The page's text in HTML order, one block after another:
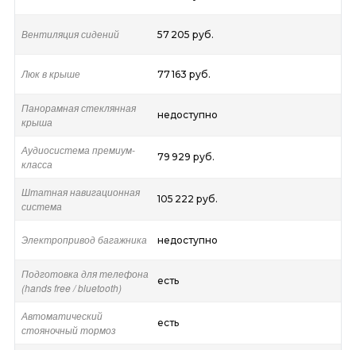
Вентиляция сидений 57 205 руб.
Люк в крыше 77 163 руб.
Панорамная стеклянная
крыша
недоступно
Аудиосистема премиум-
класса
79 929 руб.
Штатная навигационная
система
105 222 руб.
Электропривод багажника недоступно
Подготовка для телефона
(hands free / bluetooth)
есть
Автоматический
стояночный тормоз
есть